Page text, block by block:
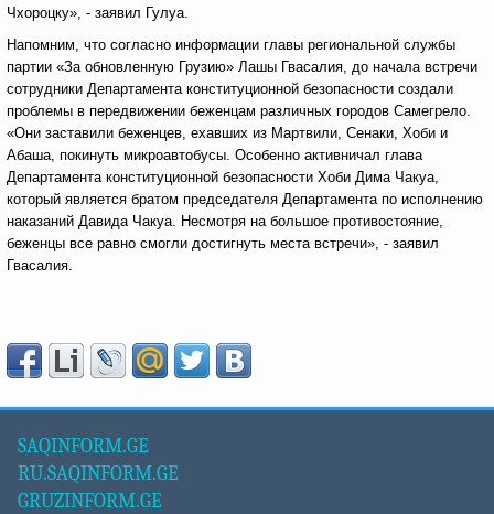
Чхороцку», - заявил Гулуа.
Напомним, что согласно информации главы региональной службы
партии «За обновленную Грузию» Лашы Гвасалия, до начала встречи
сотрудники Департамента конституционной безопасности создали
проблемы в передвижении беженцам различных городов Самегрело.
«Они заставили беженцев, ехавших из Мартвили, Сенаки, Хоби и
Абаша, покинуть микроавтобусы. Особенно активничал глава
Департамента конституционной безопасности Хоби Дима Чакуа,
который является братом председателя Департамента по исполнению
наказаний Давида Чакуа. Несмотря на большое противостояние,
беженцы все равно смогли достигнуть места встречи», - заявил
Гвасалия.
SAQINFORM.GE
RU.SAQINFORM.GE
GRUZINFORM.GE